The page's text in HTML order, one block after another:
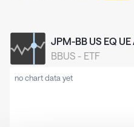
JPM-BB US EQ UE
BBUS - ETF
no chart data yet